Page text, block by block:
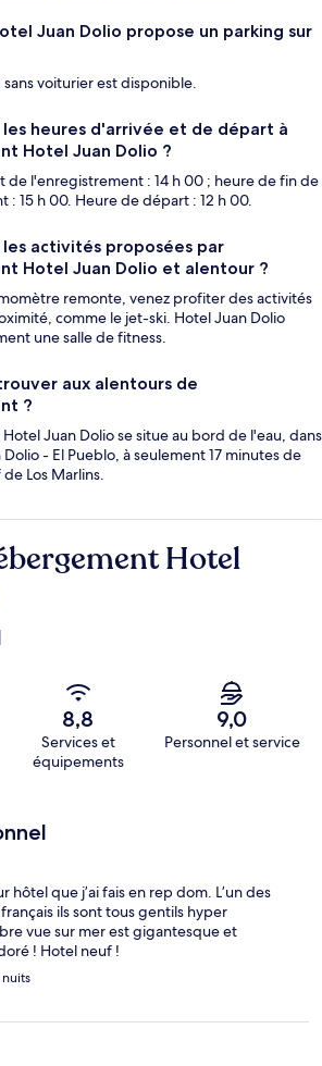
Juan Dolio propose un parking sur
voiturier est disponible.
heures d'arrivée et de départ à
Hotel Juan Dolio ?
de l'enregistrement : 14 h 00 ; heure de fin de
: 15 h 00. Heure de départ : 12 h 00.
activités proposées par
Hotel Juan Dolio et alentour ?
remonte, venez profiter des activités
comme le jet-ski. Hotel Juan Dolio
une salle de fitness.
aux alentours de
?
Juan Dolio se situe au bord de l'eau, dans
- El Pueblo, à seulement 17 minutes de
Los Marlins.
Hotel
8,8
Services et
équipements
9,0
Personnel et service
hôtel que j’ai fais en rep dom. L’un des
ils sont tous gentils hyper
vue sur mer est gigantesque et
! Hotel neuf !